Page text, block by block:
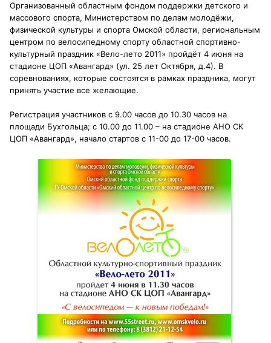
Организованный областным фондом поддержки детского и
массового спорта, Министерством по делам молодёжи,
физической культуры и спорта Омской области, региональным
центром по велосипедному спорту областной спортивно-
культурный праздник «Вело-лето 2011» пройдёт 4 июня на
стадионе ЦОП «Авангард» (ул. 25 лет Октября, д.4). В
соревнованиях, которые состоятся в рамках праздника, могут
принять участие все желающие.
Регистрация участников с 9.00 часов до 10.30 часов на
площади Бухгольца; с 10.00 до 11.00 – на стадионе АНО СК
ЦОП «Авангард», начало стартов с 11-00 до 17-00 часов.